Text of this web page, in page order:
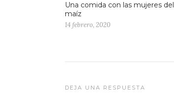
Una comida con las mujeres del
maíz
14 febrero, 2020
DEJA UNA RESPUESTA